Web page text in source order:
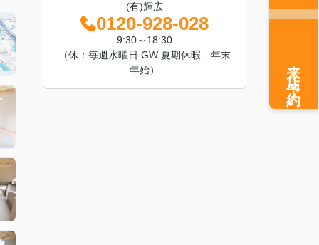
(有)輝広
0120-928-028
9:30～18:30
（休：毎週水曜日 GW 夏期休暇 年末
年始）
来店予約